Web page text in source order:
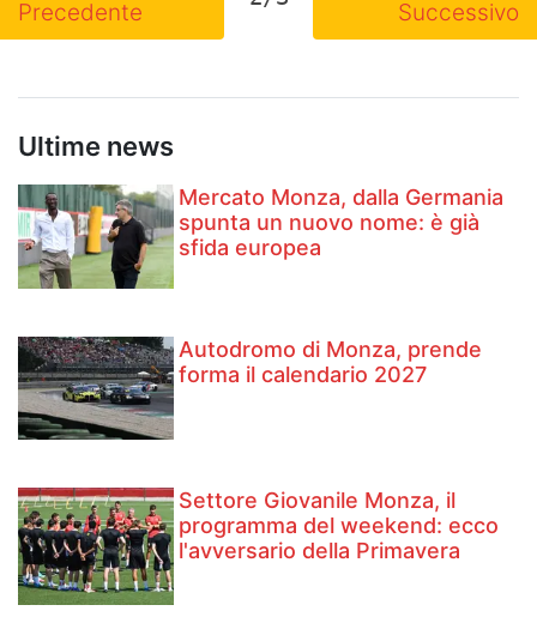
Precedente
Successivo
Ultime news
Mercato Monza, dalla Germania
spunta un nuovo nome: è già
sfida europea
Autodromo di Monza, prende
forma il calendario 2027
Settore Giovanile Monza, il
programma del weekend: ecco
l'avversario della Primavera